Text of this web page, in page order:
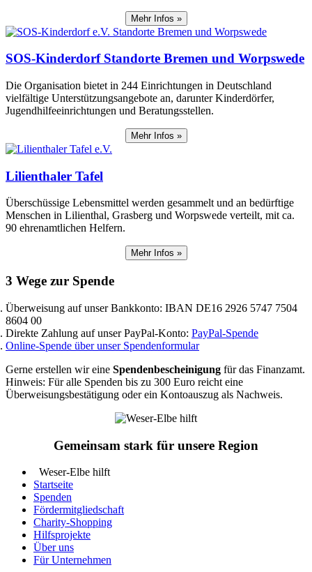
Mehr Infos »
SOS-Kinderdorf Standorte Bremen und Worpswede
Die Organisation bietet in 244 Einrichtungen in Deutschland
vielfältige Unterstützungsangebote an, darunter Kinderdörfer,
Jugendhilfeeinrichtungen und Beratungsstellen.
Mehr Infos »
Lilienthaler Tafel
Überschüssige Lebensmittel werden gesammelt und an bedürftige
Menschen in Lilienthal, Grasberg und Worpswede verteilt, mit ca.
90 ehrenamtlichen Helfern.
Mehr Infos »
3 Wege zur Spende
Überweisung auf unser Bankkonto: IBAN DE16 2926 5747 7504
8604 00
Direkte Zahlung auf unser PayPal-Konto: PayPal-Spende
Online-Spende über unser Spendenformular
Gerne erstellen wir eine Spendenbescheinigung für das Finanzamt.
Hinweis: Für alle Spenden bis zu 300 Euro reicht eine
Überweisungsbestätigung oder ein Kontoauszug als Nachweis.
Gemeinsam stark für unsere Region
Weser-Elbe hilft
Startseite
Spenden
Fördermitgliedschaft
Charity-Shopping
Hilfsprojekte
Über uns
Für Unternehmen